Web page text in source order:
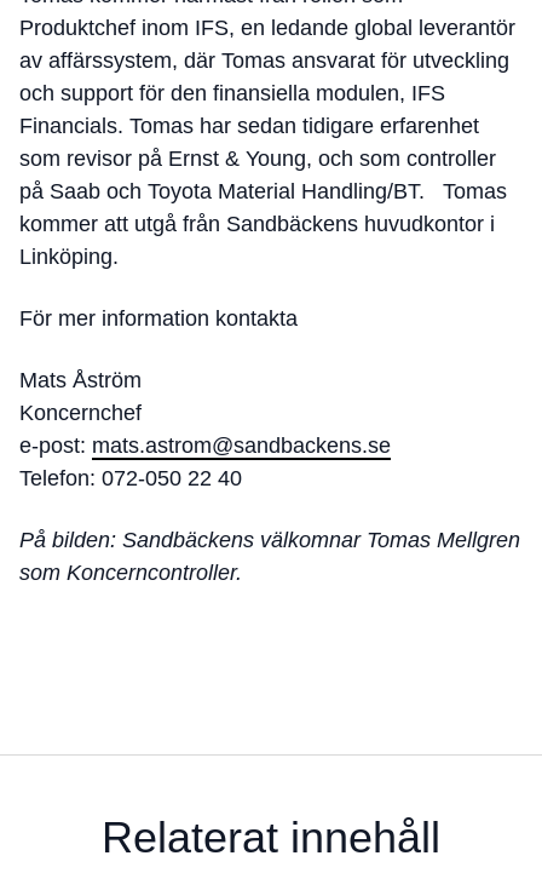
Produktchef inom IFS, en ledande global leverantör
av affärssystem, där Tomas ansvarat för utveckling
och support för den finansiella modulen, IFS
Financials. Tomas har sedan tidigare erfarenhet
som revisor på Ernst & Young, och som controller
på Saab och Toyota Material Handling/BT. Tomas
kommer att utgå från Sandbäckens huvudkontor i
Linköping.
För mer information kontakta
Mats Åström
Koncernchef
e-post: mats.astrom@sandbackens.se
Telefon: 072-050 22 40
På bilden: Sandbäckens välkomnar Tomas Mellgren
som Koncerncontroller.
Relaterat innehåll